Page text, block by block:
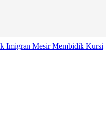
Imigran Mesir Membidik Kursi